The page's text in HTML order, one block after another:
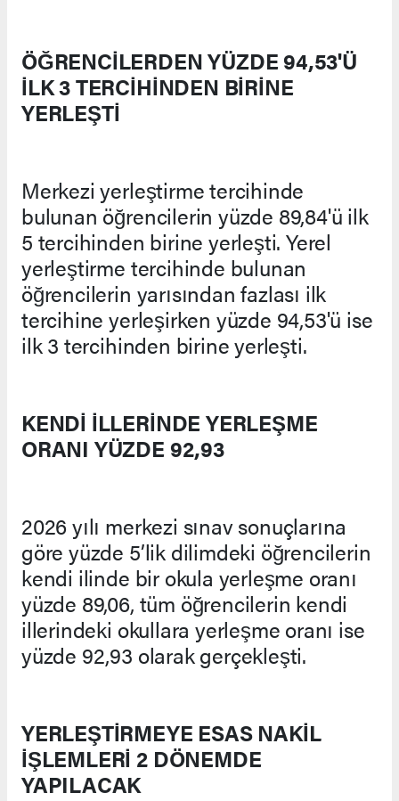
ÖĞRENCİLERDEN YÜZDE 94,53'Ü
İLK 3 TERCİHİNDEN BİRİNE
YERLEŞTİ
Merkezi yerleştirme tercihinde
bulunan öğrencilerin yüzde 89,84'ü ilk
5 tercihinden birine yerleşti. Yerel
yerleştirme tercihinde bulunan
öğrencilerin yarısından fazlası ilk
tercihine yerleşirken yüzde 94,53'ü ise
ilk 3 tercihinden birine yerleşti.
KENDİ İLLERİNDE YERLEŞME
ORANI YÜZDE 92,93
2026 yılı merkezi sınav sonuçlarına
göre yüzde 5’lik dilimdeki öğrencilerin
kendi ilinde bir okula yerleşme oranı
yüzde 89,06, tüm öğrencilerin kendi
illerindeki okullara yerleşme oranı ise
yüzde 92,93 olarak gerçekleşti.
YERLEŞTİRMEYE ESAS NAKİL
İŞLEMLERİ 2 DÖNEMDE
YAPILACAK